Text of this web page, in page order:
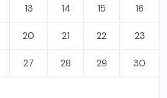
13 14 15 16
20 21 22 23
27 28 29 30